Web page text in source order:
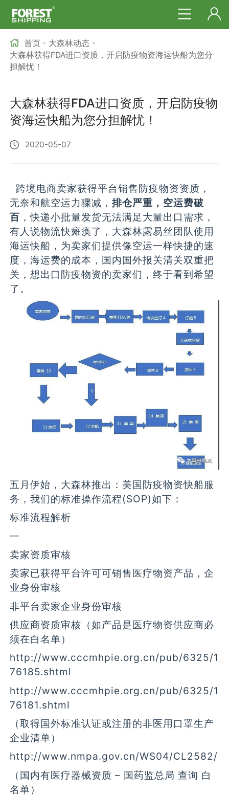
首页 > 大森林动态 >
大森林获得FDA进口资质，开启防疫物资海运快船为您分
担解忧！
大森林获得FDA进口资质，开启防疫物
资海运快船为您分担解忧！
2020-05-07
跨境电商卖家获得平台销售防疫物资资质，
无奈和航空运力骤减，排仓严重，空运费破
百 ，快递小批量发货无法满足大量出口需求，
有人说物流快瘫痪了，大森林露易丝团队使用
海运快船，为卖家们提供像空运一样快捷的速
度，海运费的成本，国内国外报关清关双重把
关，想出口防疫物资的卖家们，终于看到希望
了。
五月伊始，大森林推出：美国防疫物资快船服
务，我们的标准操作流程(SOP)如下：
标准流程解析
一
卖家资质审核
卖家已获得平台许可可销售医疗物资产品，企
业身份审核
非平台卖家企业身份审核
供应商资质审核（如产品是医疗物资供应商必
须在白名单）
http://www.cccmhpie.org.cn/pub/6325/1
76185.shtml
http://www.cccmhpie.org.cn/pub/6325/1
76181.shtml
（取得国外标准认证或注册的非医用口罩生产
企业清单）
http://www.nmpa.gov.cn/WS04/CL2582/
（国内有医疗器械资质 – 国药监总局 查询 白
名单）